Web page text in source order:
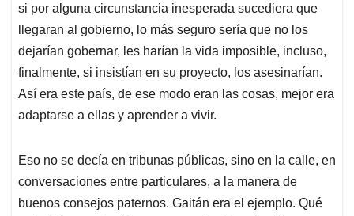
si por alguna circunstancia inesperada sucediera que
llegaran al gobierno, lo más seguro sería que no los
dejarían gobernar, les harían la vida imposible, incluso,
finalmente, si insistían en su proyecto, los asesinarían.
Así era este país, de ese modo eran las cosas, mejor era
adaptarse a ellas y aprender a vivir.
Eso no se decía en tribunas públicas, sino en la calle, en
conversaciones entre particulares, a la manera de
buenos consejos paternos. Gaitán era el ejemplo. Qué